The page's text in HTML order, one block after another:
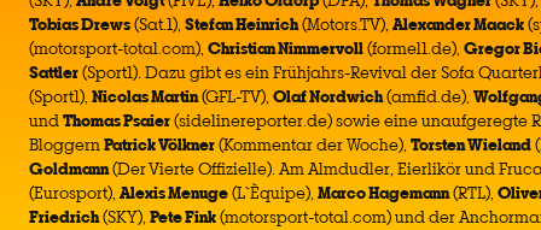
Tobias Drews(Sat.1), Stefan Heinrich(Motors.TV), Alexander Maack
(motorsport-total.com), Christian Nimmervoll(formel1.de), Gregor
Sattler(Sport1). Dazu gibt es ein Frühjahrs-Revival der Sofa
(Sport1), Nicolas Martin(GFL-TV), Olaf Nordwich(amfid.de),
undThomas Psaier(sidelinereporter.de) sowie eine unaufgeregte
BloggernPatrick Völkner(Kommentar der Woche), Torsten Wieland
Goldmann(Der Vierte Offizielle). Am Almdudler, Eierlikör und
(Eurosport), Alexis Menuge(L`Èquipe), Marco Hagemann(RTL),
Friedrich(SKY), Pete Fink(motorsport-total.com) und der